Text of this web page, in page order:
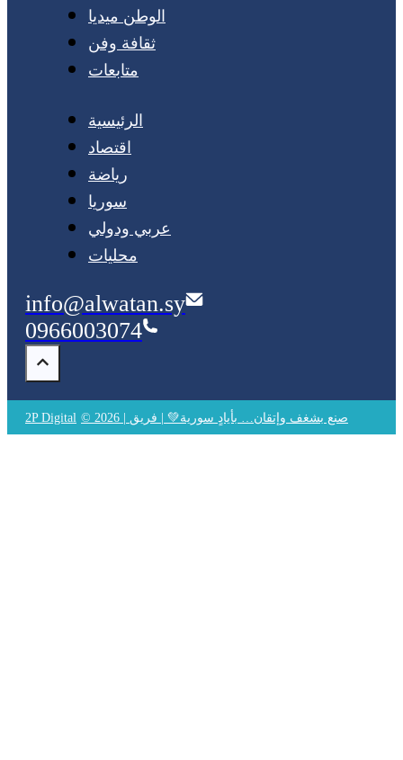
الوطن ميديا
ثقافة وفن
متابعات
الرئيسية
اقتصاد
رياضة
سوريا
عربي ودولي
محليات
info@alwatan.sy
0966003074
2P Digital © 2026 | صنع بشغف وإتقان… بأيادٍ سورية💚 | فريق